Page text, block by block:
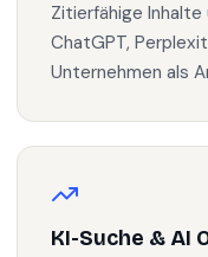
Zitierfähige
ChatGPT,
Unternehmen als
KI-Suche & AI